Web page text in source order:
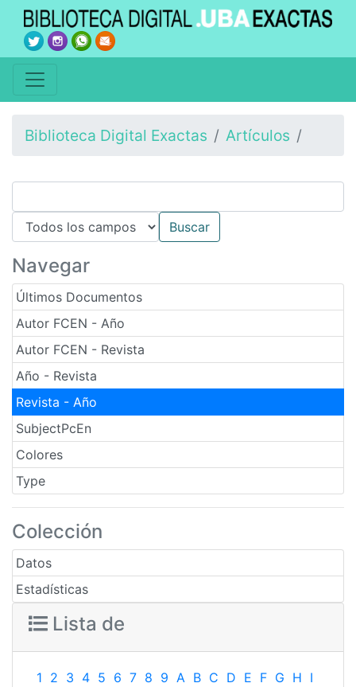
Biblioteca Digital Exactas Artículos
Navegar
Últimos Documentos
Autor FCEN - Año
Autor FCEN - Revista
Año - Revista
Revista - Año
SubjectPcEn
Colores
Type
Colección
Datos
Estadísticas
Lista de
1 2 3 4 5 6 7 8 9 A B C D E F G H I